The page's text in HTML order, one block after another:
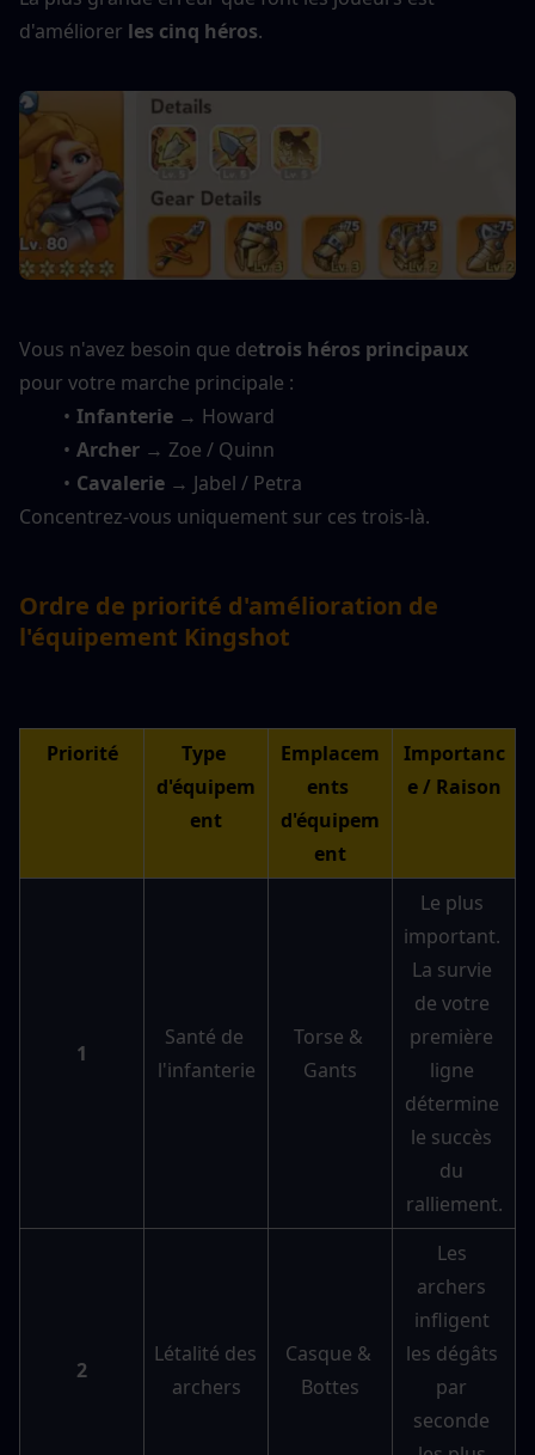
d'améliorer les cinq héros.
Vous n'avez besoin que detrois héros principaux
pour votre marche principale :
Infanterie → Howard
Archer → Zoe / Quinn
Cavalerie → Jabel / Petra
Concentrez-vous uniquement sur ces trois-là.
Ordre de priorité d'amélioration de
l'équipement Kingshot
Priorité
Type
d'équipem
ent
Emplacem
ents
d'équipem
ent
Importanc
e / Raison
1
Santé de
l'infanterie
Torse &
Gants
Le plus
important.
La survie
de votre
première
ligne
détermine
le succès
du
ralliement.
2
Létalité des
archers
Casque &
Bottes
Les
archers
infligent
les dégâts
par
seconde